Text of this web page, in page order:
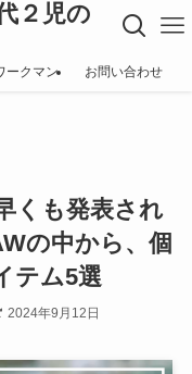
２児の
ークマン お問い合わせ
くも発表され
の中から、個
テム5選
2024年9月12日